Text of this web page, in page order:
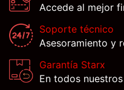
Accede al mejor
Soporte técnico
Asesoramiento y
Garantía Starx
En todos